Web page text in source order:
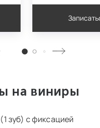
на виниры
зуб) с фиксацией